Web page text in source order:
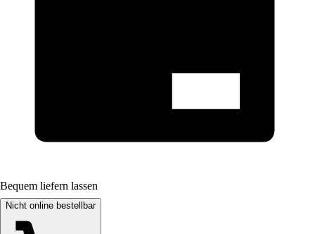
Bequem liefern lassen
Nicht online bestellbar